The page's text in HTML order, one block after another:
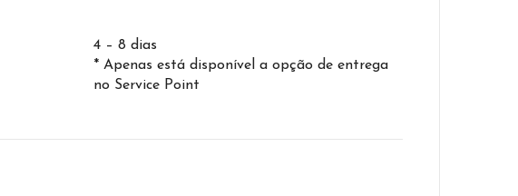
4 – 8 dias
* Apenas está disponível a opção de entrega
no Service Point